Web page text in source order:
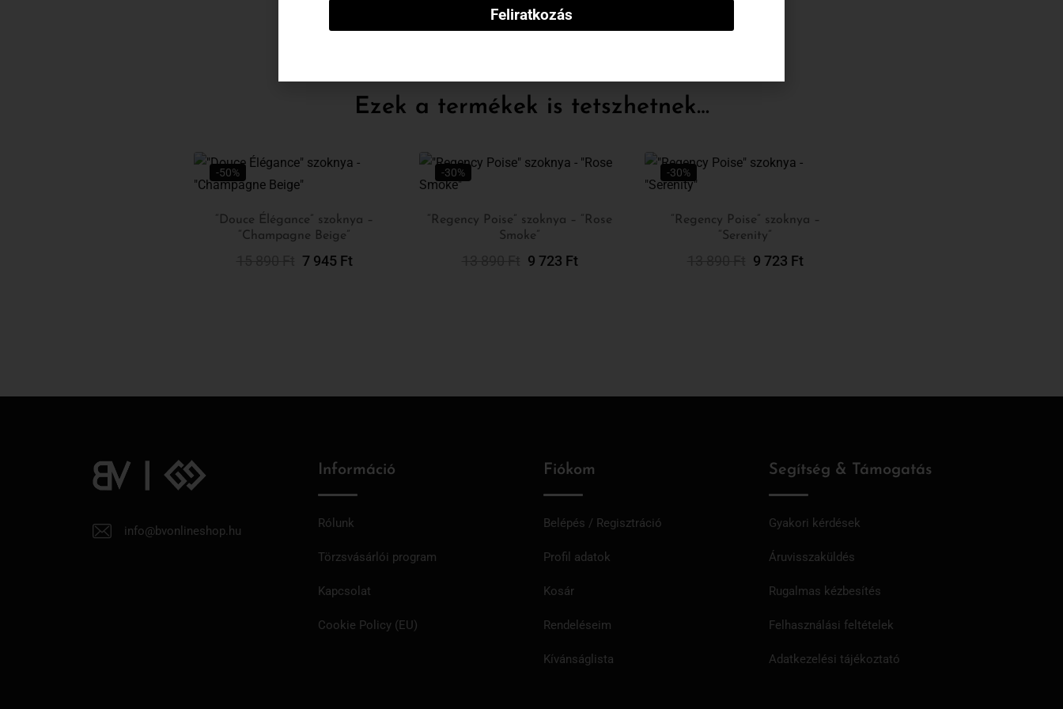
A modell méretei: 173 cm magas, 60 kg
Ezek a termékek is tetszhetnek…
-50%
Kosárba Teszem
“Douce Élégance” szoknya –
“Champagne Beige”
7 945 Ft
-30%
Opciók Választása
“Regency Poise” szoknya – “Rose
Smoke”
9 723 Ft
-30%
Opciók Választása
“Regency Poise” szoknya –
“Serenity”
9 723 Ft
info@bvonlineshop.hu
Információ
Rólunk
Törzsvásárlói program
Kapcsolat
Cookie Policy (EU)
Fiókom
Belépés / Regisztráció
Profil adatok
Kosár
Rendeléseim
Kívánságlista
Segítség & Támogatás
Gyakori kérdések
Áruvisszaküldés
Rugalmas kézbesítés
Felhasználási feltételek
Adatkezelési tájékoztató
Feliratkozás